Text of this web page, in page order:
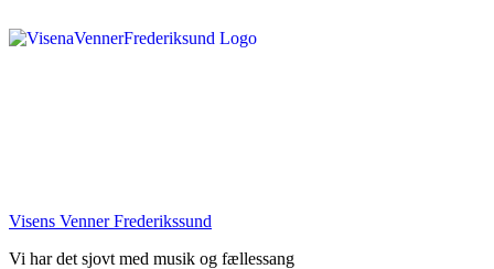
til
Visens Venner Frederikssund
Vi har det sjovt med musik og fællessang